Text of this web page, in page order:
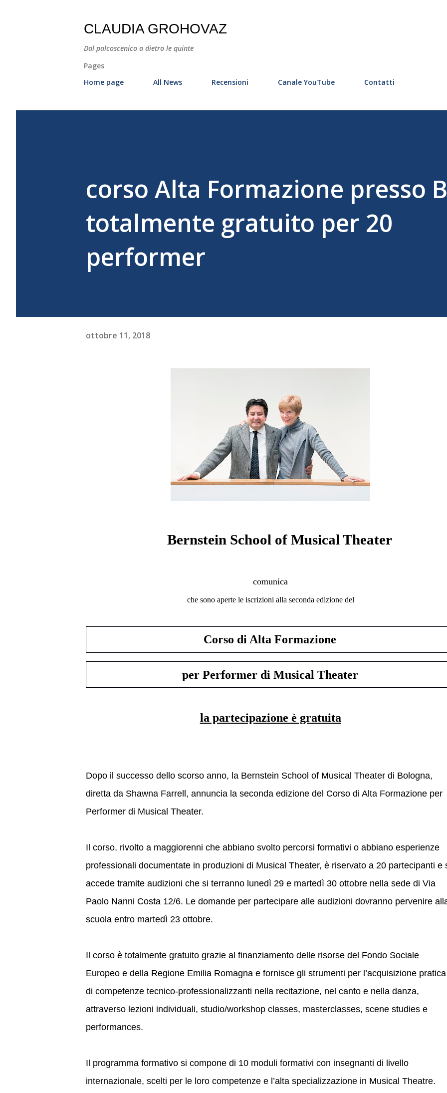
CLAUDIA GROHOVAZ
Dal palcoscenico a dietro le quinte
Pages
Home page
All News Recensioni Canale YouTube Contatti
corso Alta Formazione presso
totalmente gratuito per 20
performer
ottobre 11, 2018
Bernstein School of Musical Theater
comunica
che sono aperte le iscrizioni alla seconda edizione del
Corso di Alta Formazione
per Performer di Musical Theater
la partecipazione è gratuita
Dopo il successo dello scorso anno, la Bernstein School of Musical Theater di Bologna,
diretta da Shawna Farrell, annuncia la seconda edizione del Corso di Alta Formazione per
Performer di Musical Theater.
Il corso, rivolto a maggiorenni che abbiano svolto percorsi formativi o abbiano esperienze
professionali documentate in produzioni di Musical Theater, è riservato a 20 partecipanti e
accede tramite audizioni che si terranno lunedì 29 e martedì 30 ottobre nella sede di Via
Paolo Nanni Costa 12/6. Le domande per partecipare alle audizioni dovranno pervenire
scuola entro martedì 23 ottobre.
Il corso è totalmente gratuito grazie al finanziamento delle risorse del Fondo Sociale
Europeo e della Regione Emilia Romagna e fornisce gli strumenti per l’acquisizione pratica
di competenze tecnico-professionalizzanti nella recitazione, nel canto e nella danza,
attraverso lezioni individuali, studio/workshop classes, masterclasses, scene studies e
performances.
Il programma formativo si compone di 10 moduli formativi con insegnanti di livello
internazionale, scelti per le loro competenze e l’alta specializzazione in Musical Theatre.